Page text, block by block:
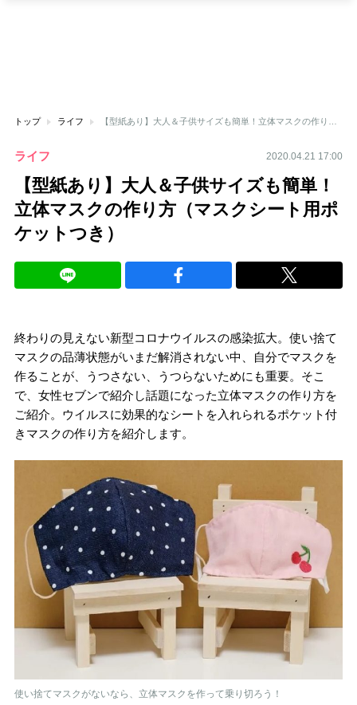
トップ ライフ
ライフ 2020.04.21 17:00
【型紙あり】大人＆子供サイズも簡単！
立体マスクの作り方（マスクシート用ポ
ケットつき）
終わりの見えない新型コロナウイルスの感染拡大。使い捨て
マスクの品薄状態がいまだ解消されない中、自分でマスクを
作ることが、うつさない、うつらないためにも重要。そこ
で、女性セブンで紹介し話題になった立体マスクの作り方を
ご紹介。ウイルスに効果的なシートを入れられるポケット付
きマスクの作り方を紹介します。
使い捨てマスクがないなら、立体マスクを作って乗り切ろう！